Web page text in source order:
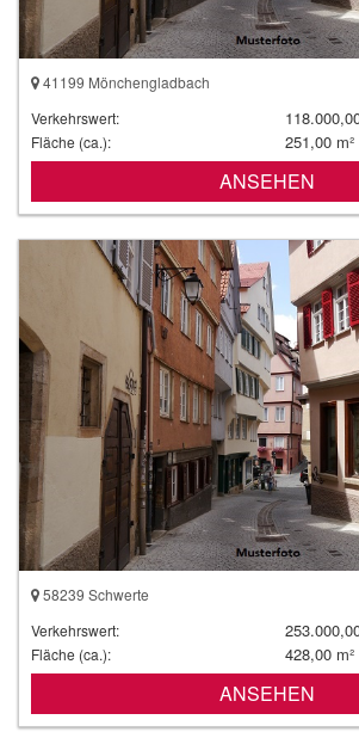
41199 Mönchengladbach
Verkehrswert:
Fläche (ca.): 251,00 m²
ANSEHEN
58239 Schwerte
Verkehrswert:
Fläche (ca.): 428,00 m²
ANSEHEN